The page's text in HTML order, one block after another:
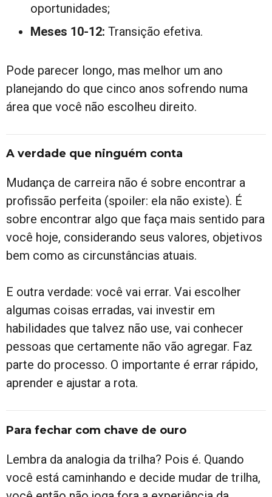
oportunidades;
Meses 10-12: Transição efetiva.
Pode parecer longo, mas melhor um ano
planejando do que cinco anos sofrendo numa
área que você não escolheu direito.
A verdade que ninguém conta
Mudança de carreira não é sobre encontrar a
profissão perfeita (spoiler: ela não existe). É
sobre encontrar algo que faça mais sentido para
você hoje, considerando seus valores, objetivos
bem como as circunstâncias atuais.
E outra verdade: você vai errar. Vai escolher
algumas coisas erradas, vai investir em
habilidades que talvez não use, vai conhecer
pessoas que certamente não vão agregar. Faz
parte do processo. O importante é errar rápido,
aprender e ajustar a rota.
Para fechar com chave de ouro
Lembra da analogia da trilha? Pois é. Quando
você está caminhando e decide mudar de trilha,